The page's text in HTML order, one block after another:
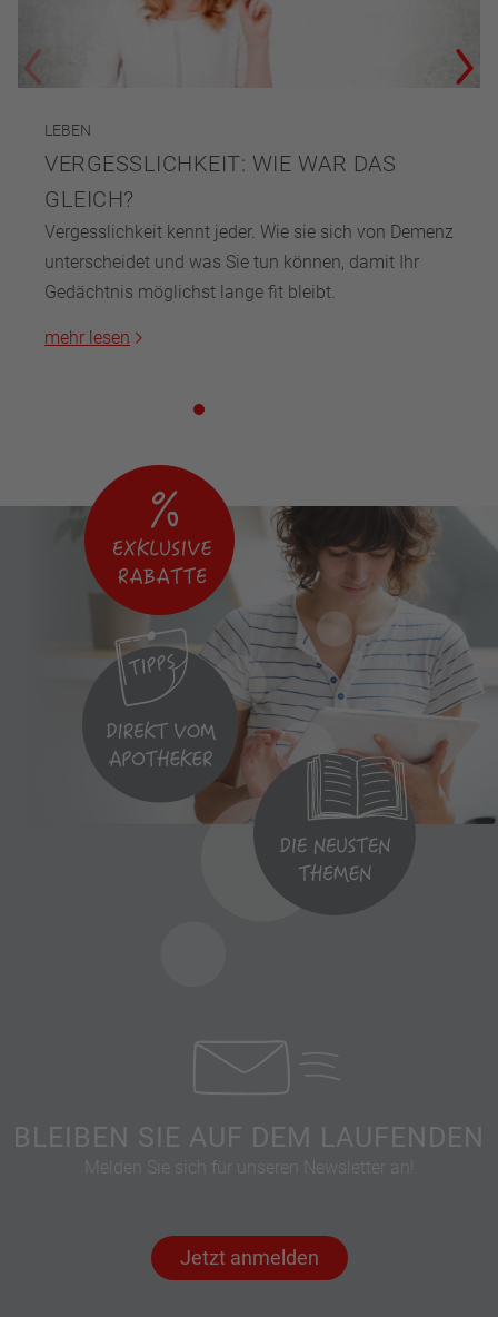
LEBEN
VERGESSLICHKEIT: WIE WAR DAS
GLEICH?
Vergesslichkeit kennt jeder. Wie sie sich von Demenz
unterscheidet und was Sie tun können, damit Ihr
Gedächtnis möglichst lange fit bleibt.
mehr lesen
BLEIBEN SIE AUF DEM LAUFENDEN
Melden Sie sich für unseren Newsletter an!
Jetzt anmelden